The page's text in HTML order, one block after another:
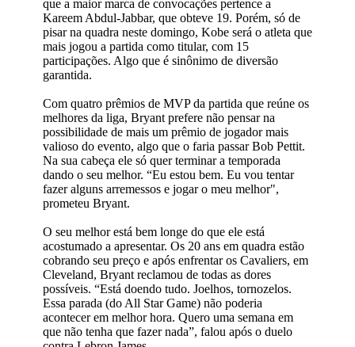
que a maior marca de convocações pertence a
Kareem Abdul-Jabbar, que obteve 19. Porém, só de
pisar na quadra neste domingo, Kobe será o atleta que
mais jogou a partida como titular, com 15
participações. Algo que é sinônimo de diversão
garantida.
Com quatro prêmios de MVP da partida que reúne os
melhores da liga, Bryant prefere não pensar na
possibilidade de mais um prêmio de jogador mais
valioso do evento, algo que o faria passar Bob Pettit.
Na sua cabeça ele só quer terminar a temporada
dando o seu melhor. “Eu estou bem. Eu vou tentar
fazer alguns arremessos e jogar o meu melhor",
prometeu Bryant.
O seu melhor está bem longe do que ele está
acostumado a apresentar. Os 20 ans em quadra estão
cobrando seu preço e após enfrentar os Cavaliers, em
Cleveland, Bryant reclamou de todas as dores
possíveis. “Está doendo tudo. Joelhos, tornozelos.
Essa parada (do All Star Game) não poderia
acontecer em melhor hora. Quero uma semana em
que não tenha que fazer nada”, falou após o duelo